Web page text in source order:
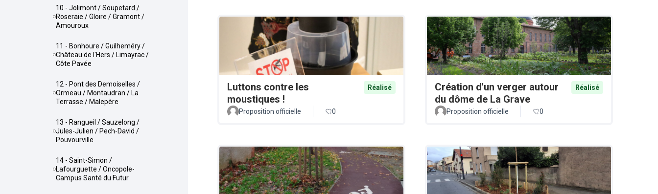
10 - Jolimont / Soupetard /
Roseraie / Gloire / Gramont /
Amouroux
11 - Bonhoure / Guilheméry /
Château de l'Hers / Limayrac /
Côte Pavée
12 - Pont des Demoiselles /
Ormeau / Montaudran / La
Terrasse / Malepère
13 - Rangueil / Sauzelong /
Jules-Julien / Pech-David /
Pouvourville
14 - Saint-Simon /
Lafourguette / Oncopole-
Campus Santé du Futur
Luttons contre les
moustiques !
Réalisé
Proposition officielle 0
Création d'un verger autour
du dôme de La Grave
Réalisé
Proposition officielle 0